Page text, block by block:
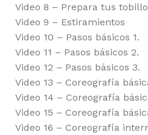
Video 8 – Prepara tus
Video 9 – Estiramientos
Video 10 – Pasos básicos 1.
Video 11 – Pasos básicos 2.
Video 12 – Pasos básicos 3.
Video 13 – Coreografía
Video 14 – Coreografía
Video 15 – Coreografía
Video 16 – Coreografía